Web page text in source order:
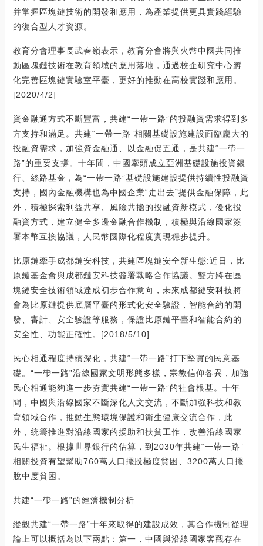
并掌握區塊鏈技術的開發和應用，為產業提供更具實踐經驗
的復合型人才資源。
教育分會理事長武春嶺表示，教育分會將與火幣中國共同推
動區塊鏈技術在教育領域的應用落地，通過校企研究中心孵
化完善區塊鏈實驗室平臺，更好的推動在高校實踐和應用。
[2020/4/2]
資金融通方式不斷豐富，共建“一帶一路”的投融資需求得到多
方支持和滿足。共建“一帶一路”相關基礎設施建設面臨龐大的
投融資需求，加強資金融通、以金融促五通，是共建“一帶一
路”的重要支撐。十年間，中國牽頭成立亞洲基礎設施投資銀
行、絲路基金，為“一帶一路”基礎設施建設提供持續性投融資
支持，國內金融機構也為中國企業“走出去”提供金融保障，此
外，積極探索利益共享、風險共擔的投融資新模式，優化投
融資方式，建立健全多邊金融合作機制，積極與沿線國家簽
署本幣互換協議，人民幣國際化程度實現穩步提升。
比原鏈牽手成都鏈安科技，共建區塊鏈安全新生態:近日，比
原鏈基金會與成都鏈安科技簽署戰略合作協議。雙方將在區
塊鏈安全技術領域達成初步合作意向，未來成都鏈安科技將
會為比原鏈提供底層平臺的形式化安全驗證，智能合約的開
發、審計、安全驗證等服務，保證比原鏈平臺和智能合約的
安全性、功能正確性。[2018/5/10]
民心相通程度持續深化，共建“一帶一路”打下堅實的民意基
礎。“一帶一路”沿線國家文明形態多樣，宗教信仰各異，加強
民心相通能夠進一步夯實共建“一帶一路”的社會根基。十年
間，中國與沿線國家不斷深化人文交流，不斷加強科技和教
育領域合作，推動生態環境保護和衛生健康交流合作，此
外，統籌推進對沿線國家的援助和扶貧工作，改善沿線國家
民生福祉。根據世界銀行的估算，到2030年共建“一帶一路”
相關投資有望幫助760萬人口擺脫極度貧困、3200萬人口擺
脫中度貧困。
共建“一帶一路”的經濟機制分析
縱觀共建“一帶一路”十年來取得的建設成效，其合作機制從理
論上可以概括為以下兩點：第一，中國與沿線國家客觀存在